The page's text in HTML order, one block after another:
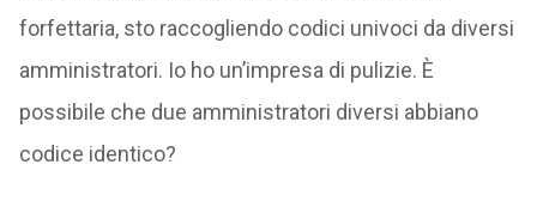
forfettaria, sto raccogliendo codici univoci da diversi
amministratori. Io ho un’impresa di pulizie. È
possibile che due amministratori diversi abbiano
codice identico?